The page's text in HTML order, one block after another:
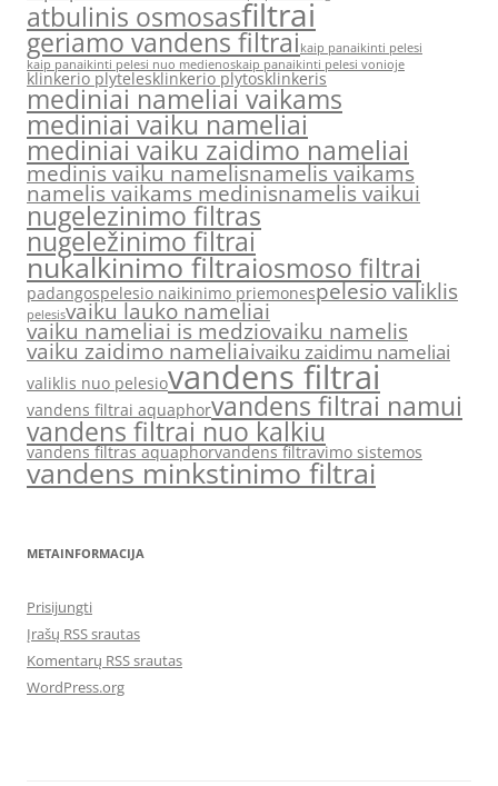
atbulinis osmosasfiltrai
geriamo vandens filtraikaip panaikinti pelesi
kaip panaikinti pelesi nuo medienoskaip panaikinti pelesi vonioje
klinkerio plytelesklinkerio plytosklinkeris
mediniai nameliai vaikams
mediniai vaiku nameliai
mediniai vaiku zaidimo nameliai
medinis vaiku namelisnamelis vaikams
namelis vaikams medinisnamelis vaikui
nugelezinimo filtras
nugeležinimo filtrai
nukalkinimo filtraiosmoso filtrai
padangospelesio naikinimo priemonespelesio valiklis
pelesisvaiku lauko nameliai
vaiku nameliai is medziovaiku namelis
vaiku zaidimo nameliaivaiku zaidimu nameliai
valiklis nuo pelesiovandens filtrai
vandens filtrai aquaphorvandens filtrai namui
vandens filtrai nuo kalkiu
vandens filtras aquaphorvandens filtravimo sistemos
vandens minkstinimo filtrai
METAINFORMACIJA
Prisijungti
Įrašų RSS srautas
Komentarų RSS srautas
WordPress.org